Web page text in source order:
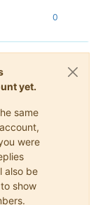
0
yet.
same
were
also be
show